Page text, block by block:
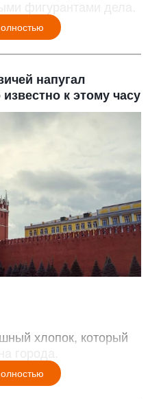
фигурантами дела.
напугал
к этому часу
хлопок, который
города.